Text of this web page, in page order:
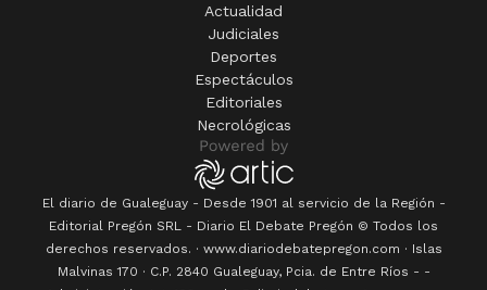
Actualidad
Judiciales
Deportes
Espectáculos
Editoriales
Necrológicas
El diario de Gualeguay - Desde 1901 al servicio de la Región -
Editorial Pregón SRL - Diario El Debate Pregón © Todos los
derechos reservados. · www.diariodebatepregon.com · Islas
Malvinas 170 · C.P. 2840 Gualeguay, Pcia. de Entre Ríos - -